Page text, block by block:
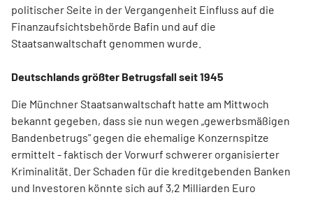
politischer Seite in der Vergangenheit Einfluss auf die
Finanzaufsichtsbehörde Bafin und auf die
Staatsanwaltschaft genommen wurde.
Deutschlands größter Betrugsfall seit 1945
Die Münchner Staatsanwaltschaft hatte am Mittwoch
bekannt gegeben, dass sie nun wegen „gewerbsmäßigen
Bandenbetrugs" gegen die ehemalige Konzernspitze
ermittelt - faktisch der Vorwurf schwerer organisierter
Kriminalität. Der Schaden für die kreditgebenden Banken
und Investoren könnte sich auf 3,2 Milliarden Euro